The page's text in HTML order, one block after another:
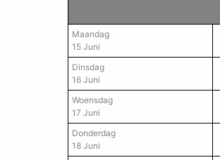
Maandag
15 Juni
Dinsdag
16 Juni
Woensdag
17 Juni
Donderdag
18 Juni